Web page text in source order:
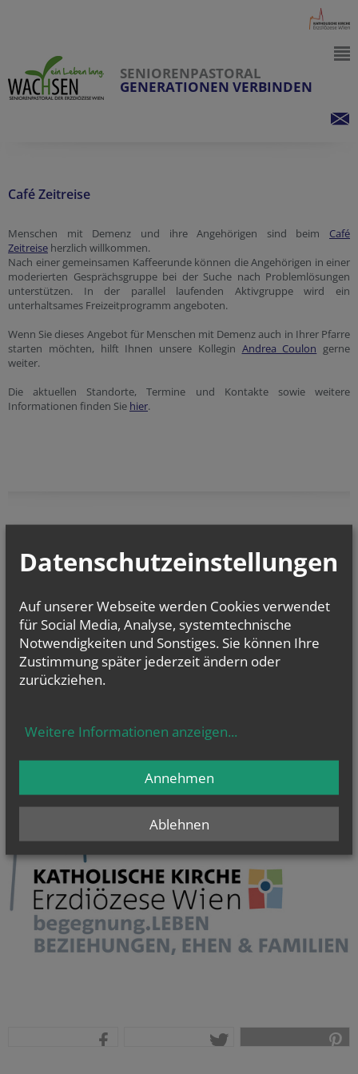
SENIORENPASTORAL
GENERATIONEN VERBINDEN
Café Zeitreise
Menschen mit Demenz und ihre Angehörigen sind beim Café
Zeitreise herzlich willkommen.
Nach einer gemeinsamen Kaffeerunde können die Angehörigen in einer
moderierten Gesprächsgruppe bei der Suche nach Problemlösungen
unterstützen. In der parallel laufenden Aktivgruppe wird ein
unterhaltsames Freizeitprogramm angeboten.
Wenn Sie dieses Angebot für Menschen mit Demenz auch in Ihrer Pfarre
starten möchten, hilft Ihnen unsere Kollegin Andrea Coulon gerne
weiter.
Die aktuellen Standorte, Termine und Kontakte sowie weitere
Informationen finden Sie hier.
NACHRICHTEN AUS DER ERZDIÖZESE
Datenschutzeinstellungen
Auf unserer Webseite werden Cookies verwendet
für Social Media, Analyse, systemtechnische
Notwendigkeiten und Sonstiges. Sie können Ihre
Zustimmung später jederzeit ändern oder
zurückziehen.
Weitere Informationen anzeigen...
Ablehnen
Annehmen